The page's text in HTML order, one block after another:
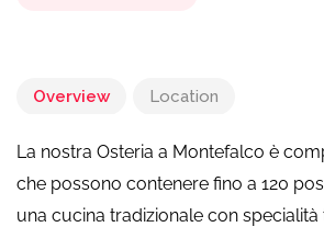
Overview Location
La nostra Osteria a Montefalco è
che possono contenere fino a 120
una cucina tradizionale con specialità